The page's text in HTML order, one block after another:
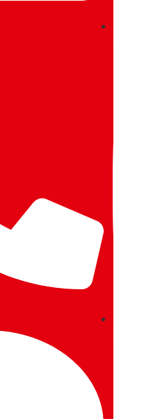
Facebook
Instagram